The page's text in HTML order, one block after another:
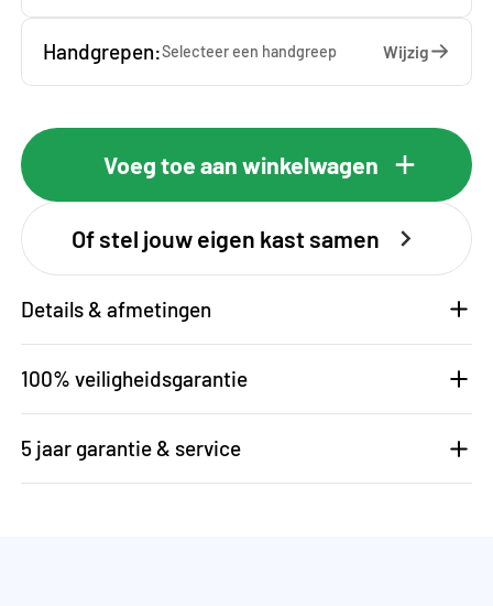
Handgrepen:Selecteer een handgreep Wijzig
Voeg toe aan winkelwagen
Of stel jouw eigen kast samen
Details & afmetingen
100% veiligheidsgarantie
5 jaar garantie & service